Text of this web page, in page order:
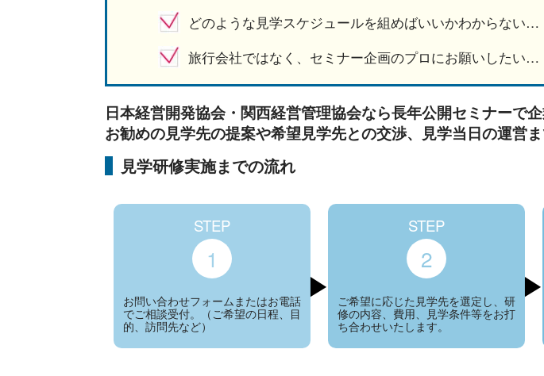
どのような見学スケジュールを組めばいいかわからない…
旅行会社ではなく、セミナー企画のプロにお願いしたい…
日本経営開発協会・関西経営管理協会なら長年公開セミナーで
お勧めの見学先の提案や希望見学先との交渉、見学当日の運営
見学研修実施までの流れ
STEP
1
お問い合わせフォームまたはお電話
でご相談受付。（ご希望の日程、目
的、訪問先など）
STEP
2
ご希望に応じた見学先を選定し、研
修の内容、費用、見学条件等をお打
ち合わせいたします。